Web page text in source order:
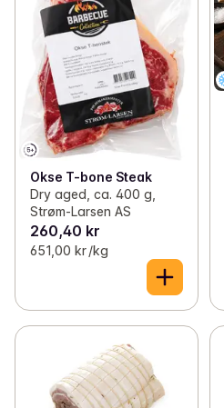
Okse T-bone Steak
Dry aged, ca. 400 g,
Strøm-Larsen AS
260,40 kr
651,00 kr /kg